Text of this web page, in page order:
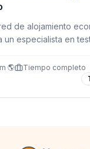
de alojamiento
un especialista en
🌎
Tiempo completo